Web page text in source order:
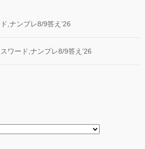
,ナンプレ8/9答え’26
ワード,ナンプレ8/9答え’26